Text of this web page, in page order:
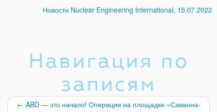
Новости Nuclear Engineering International, 15.07.2022
Навигация по
записям
← ABD — это начало! Операции на площадке «Саванна-